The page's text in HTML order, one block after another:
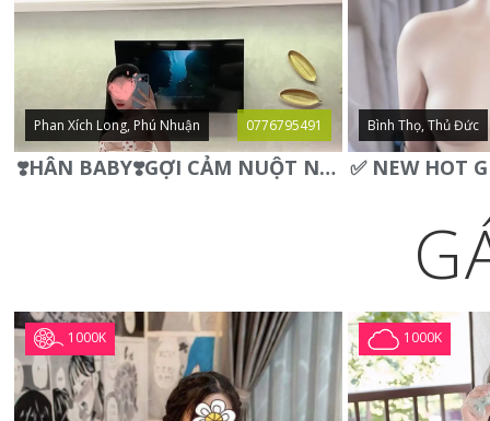
Phan Xích Long, Phú Nhuận 0776795491
❣️HÂN BABY❣️GỢI CẢM NUỘT NÀ DÁNG SON XINH XINH QUYẾN RŨ
Bình Thọ, Thủ Đức
1000K 1000K